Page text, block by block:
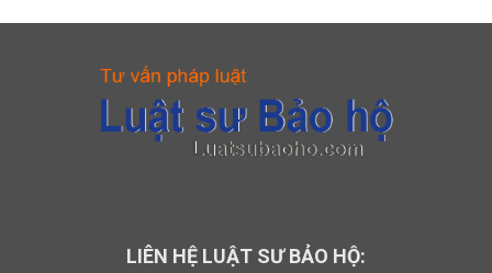
LIÊN HỆ LUẬT SƯ BẢO HỘ: